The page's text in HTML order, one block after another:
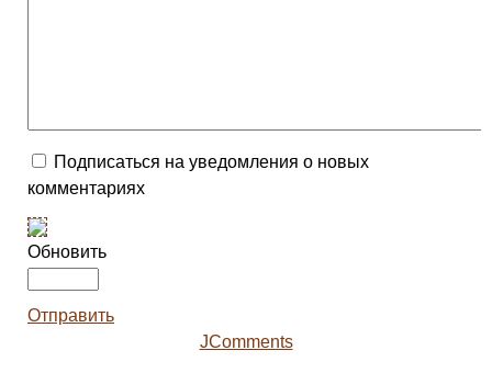
Подписаться на уведомления о новых
комментариях
Обновить
Отправить
JComments